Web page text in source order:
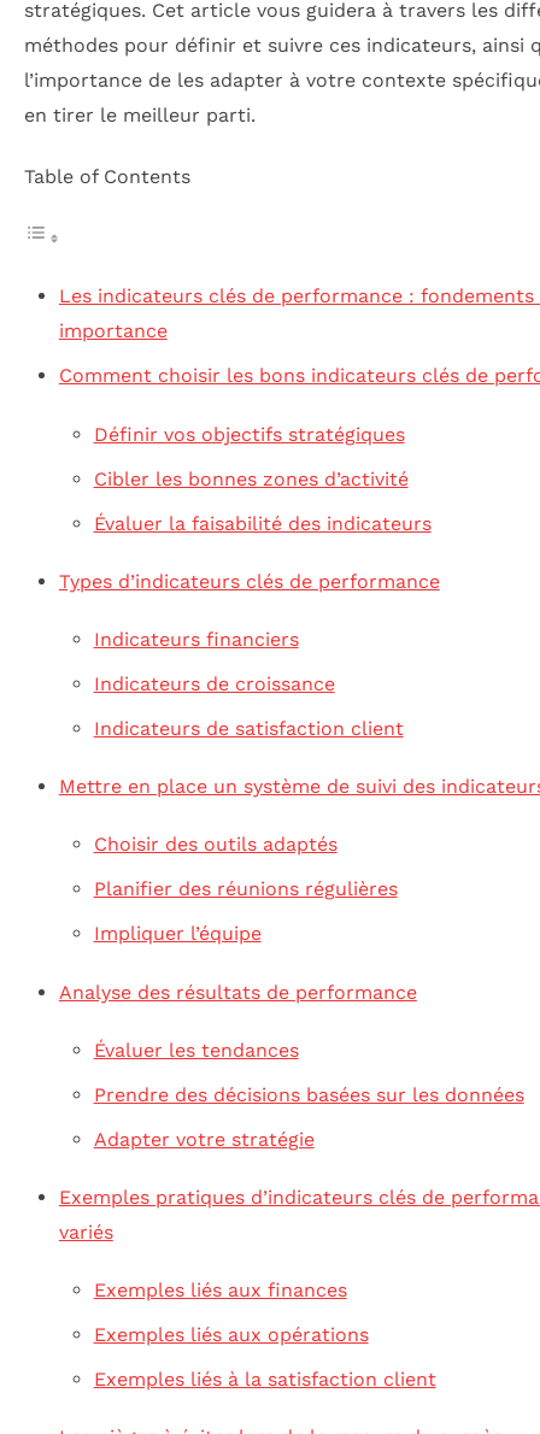
stratégiques. Cet article vous guidera à travers les
méthodes pour définir et suivre ces indicateurs, ainsi
l’importance de les adapter à votre contexte
en tirer le meilleur parti.
Table of Contents
Les indicateurs clés de performance : fondements
importance
Comment choisir les bons indicateurs clés de
Définir vos objectifs stratégiques
Cibler les bonnes zones d’activité
Évaluer la faisabilité des indicateurs
Types d’indicateurs clés de performance
Indicateurs financiers
Indicateurs de croissance
Indicateurs de satisfaction client
Mettre en place un système de suivi des
Choisir des outils adaptés
Planifier des réunions régulières
Impliquer l’équipe
Analyse des résultats de performance
Évaluer les tendances
Prendre des décisions basées sur les données
Adapter votre stratégie
Exemples pratiques d’indicateurs clés de
variés
Exemples liés aux finances
Exemples liés aux opérations
Exemples liés à la satisfaction client